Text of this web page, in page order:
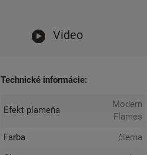
Video
Technické informácie:
Efekt plameňa
Modern
Flames
Farba
čierna